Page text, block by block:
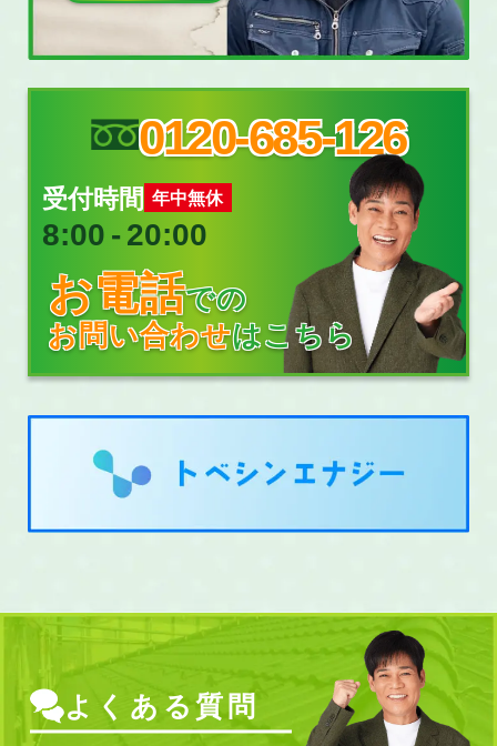
0120-685-126
受付時間 年中無休
8:00 ‐20:00
お電話での
お問い合わせはこちら
よくある質問